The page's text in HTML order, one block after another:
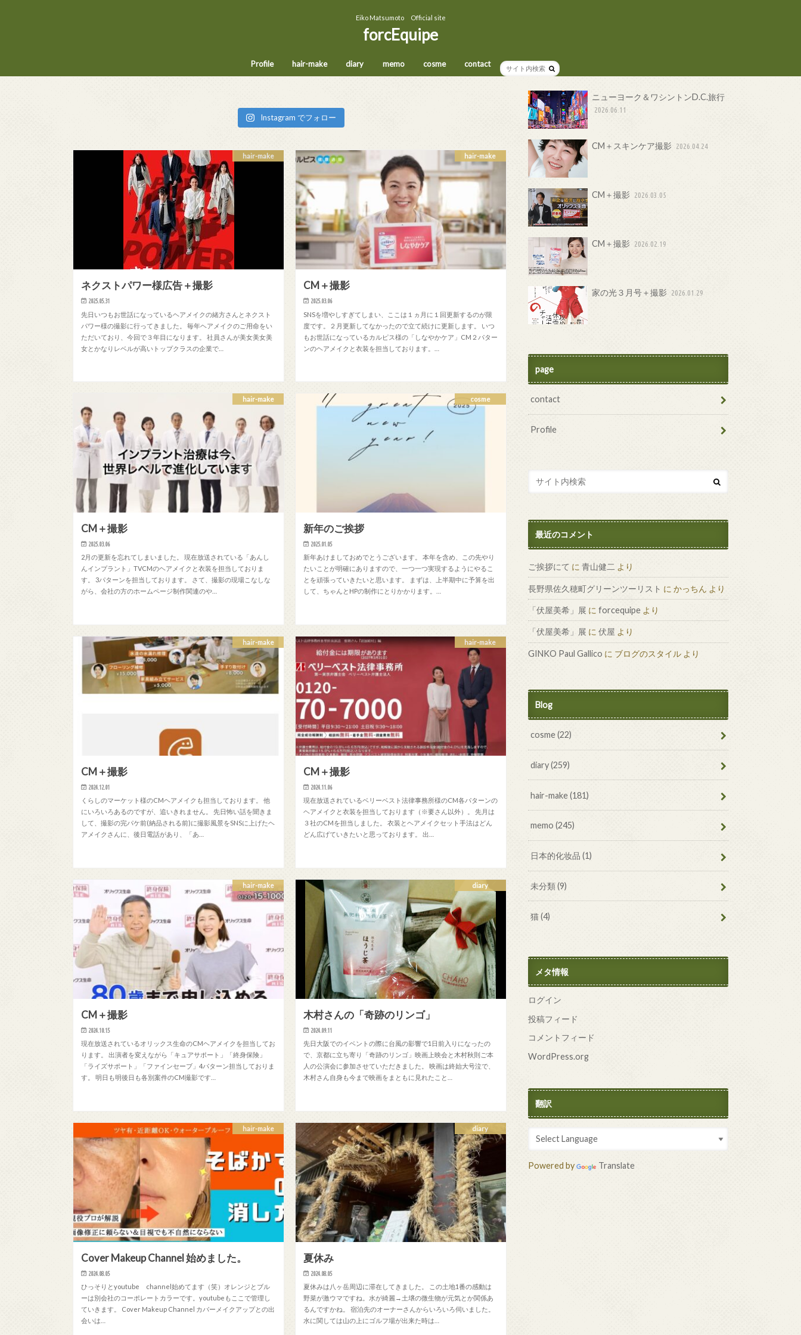
Eiko Matsumoto Official site
forcEquipe
Profile hair-make diary memo cosme contact
Instagram でフォロー
hair-make
ネクストパワー様広告＋撮影
2025.05.31
先日いつもお世話になっているヘアメイクの緒方さんとネクスト
パワー様の撮影に行ってきました。 毎年ヘアメイクのご用命をい
ただいており、今回で３年目になります。 社員さんが美女美女美
女とかなりレベルが高いトップクラスの企業で…
hair-make
CM＋撮影
2025.03.06
SNSを増やしすぎてしまい、ここは１ヵ月に１回更新するのが限
度です。２月更新してなかったので立て続けに更新します。 いつ
もお世話になっているカルピス様の「しなやかケア」CM２パター
ンのヘアメイクと衣装を担当しております。…
hair-make
CM＋撮影
2025.03.06
2月の更新を忘れてしまいました。 現在放送されている「あんし
んインプラント」TVCMのヘアメイクと衣装を担当しておりま
す。 3パターンを担当しております。 さて、撮影の現場こなしな
がら、会社の方のホームページ制作関連のや…
cosme
新年のご挨拶
2025.01.05
新年あけましておめでとうございます。 本年を含め、この先やり
たいことが明確にありますので、一つ一つ実現するようにやるこ
とを頑張っていきたいと思います。 まずは、上半期中に予算を出
して、ちゃんとHPの制作にとりかかります。…
hair-make
CM＋撮影
2024.12.01
くらしのマーケット様のCMヘアメイクも担当しております。 他
にいろいろあるのですが、追いきれません。 先日怖い話を聞きま
して、撮影の完パケ前(納品される前)に撮影風景をSNSに上げたヘ
アメイクさんに、後日電話があり、「あ…
hair-make
CM＋撮影
2024.11.06
現在放送されているベリーベスト法律事務所様のCM各パターンの
ヘアメイクと衣装を担当しております（※要さん以外）。 先月は
３社のCMを担当しました。 衣装とヘアメイクセット手法はどん
どん広げていきたいと思っております。 出…
hair-make
CM＋撮影
2024.10.15
現在放送されているオリックス生命のCMヘアメイクを担当してお
ります。 出演者を変えながら「キュアサポート」「終身保険」
「ライズサポート」「ファインセーブ」4パターン担当しておりま
す。 明日も明後日も各別案件のCM撮影です…
diary
木村さんの「奇跡のリンゴ」
2024.09.11
先日大阪でのイベントの際に台風の影響で1日前入りになったの
で、京都に立ち寄り「奇跡のリンゴ」映画上映会と木村秋則ご本
人の公演会に参加させていただきました。 映画は終始大号泣で、
木村さん自身も今まで映画をまともに見れたこと…
hair-make
Cover Makeup Channel 始めました。
2024.08.05
ひっそりとyoutube channel始めてます（笑）オレンジとブル
ーは別会社のコーポレートカラーです。youtubeもここで管理し
ていきます。 Cover Makeup Channel カバーメイクアップとの出
会いは…
diary
夏休み
2024.08.05
夏休みは八ヶ岳周辺に滞在してきました。 この土地1番の感動は
野菜が激ウマですね。水が綺麗→土壌の微生物が元気とか関係あ
るんですかね。 宿泊先のオーナーさんからいろいろ伺いました。
水に関しては山の上にゴルフ場が出来た時は…
ニューヨーク＆ワシントンD.C.旅行
2026.06.11
CM＋スキンケア撮影 2026.04.24
CM＋撮影 2026.03.05
CM＋撮影 2026.02.19
家の光３月号＋撮影 2026.01.29
page
contact
Profile
最近のコメント
ご挨拶にて に 青山健二 より
長野県佐久穂町グリーンツーリスト に かっちん より
「伏屋美希」展 に forcequipe より
「伏屋美希」展 に 伏屋 より
GINKO Paul Gallico に ブログのスタイル より
Blog
cosme(22)
diary(259)
hair-make(181)
memo(245)
日本的化妆品(1)
未分類(9)
猫(4)
メタ情報
ログイン
投稿フィード
コメントフィード
WordPress.org
翻訳
Powered by Translate